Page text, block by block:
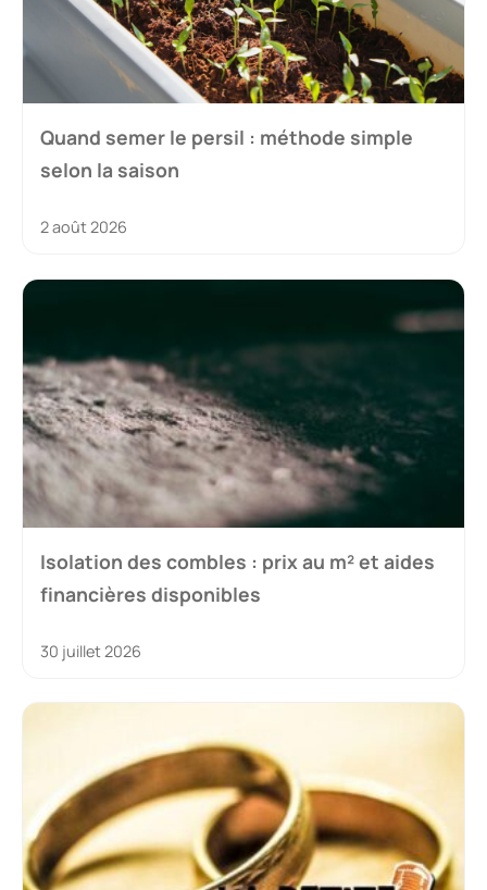
Quand semer le persil : méthode simple
selon la saison
2 août 2026
Isolation des combles : prix au m² et aides
financières disponibles
30 juillet 2026